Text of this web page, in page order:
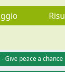
Give peace a chance